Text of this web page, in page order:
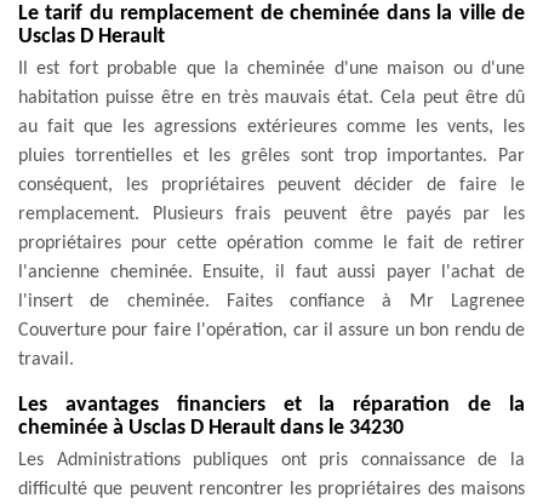
Le tarif du remplacement de cheminée dans la ville de
Usclas D Herault
Il est fort probable que la cheminée d'une maison ou d'une
habitation puisse être en très mauvais état. Cela peut être dû
au fait que les agressions extérieures comme les vents, les
pluies torrentielles et les grêles sont trop importantes. Par
conséquent, les propriétaires peuvent décider de faire le
remplacement. Plusieurs frais peuvent être payés par les
propriétaires pour cette opération comme le fait de retirer
l'ancienne cheminée. Ensuite, il faut aussi payer l'achat de
l'insert de cheminée. Faites confiance à Mr Lagrenee
Couverture pour faire l'opération, car il assure un bon rendu de
travail.
Les avantages financiers et la réparation de la
cheminée à Usclas D Herault dans le 34230
Les Administrations publiques ont pris connaissance de la
difficulté que peuvent rencontrer les propriétaires des maisons